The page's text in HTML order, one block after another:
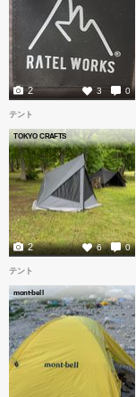
3 0
2
テント
TOKYO CRAFTS
6 0
2
テント
mont-bell